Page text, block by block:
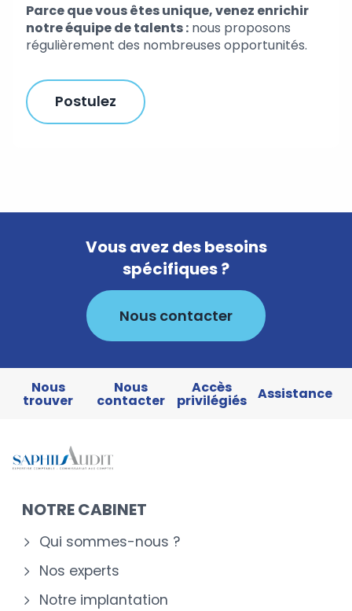
Parce que vous êtes unique, venez enrichir
notre équipe de talents : nous proposons
régulièrement des nombreuses opportunités.
Postulez
Vous avez des besoins
spécifiques ?
Nous contacter
Nous
trouver
Nous
contacter
Accès
privilégiés Assistance
NOTRE CABINET
Qui sommes-nous ?
Nos experts
Notre implantation